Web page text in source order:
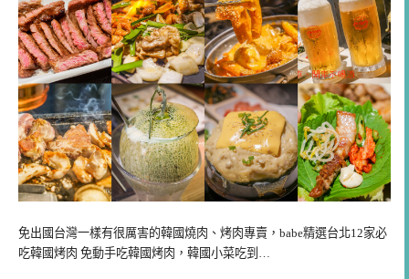
免出國台灣一樣有很厲害的韓國燒肉、烤肉專賣，babe精選台北12家必
吃韓國烤肉 免動手吃韓國烤肉，韓國小菜吃到…